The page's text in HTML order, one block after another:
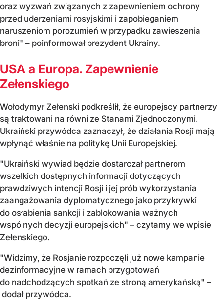
oraz wyzwań związanych z zapewnieniem ochrony
przed uderzeniami rosyjskimi i zapobieganiem
naruszeniom porozumień w przypadku zawieszenia
broni" – poinformował prezydent Ukrainy.
USA a Europa. Zapewnienie
Zełenskiego
Wołodymyr Zełenski podkreślił, że europejscy partnerzy
są traktowani na równi ze Stanami Zjednoczonymi.
Ukraiński przywódca zaznaczył, że działania Rosji mają
wpłynąć właśnie na politykę Unii Europejskiej.
"Ukraiński wywiad będzie dostarczał partnerom
wszelkich dostępnych informacji dotyczących
prawdziwych intencji Rosji i jej prób wykorzystania
zaangażowania dyplomatycznego jako przykrywki
do osłabienia sankcji i zablokowania ważnych
wspólnych decyzji europejskich" – czytamy we wpisie
Zełenskiego.
"Widzimy, że Rosjanie rozpoczęli już nowe kampanie
dezinformacyjne w ramach przygotowań
do nadchodzących spotkań ze stroną amerykańską" –
dodał przywódca.